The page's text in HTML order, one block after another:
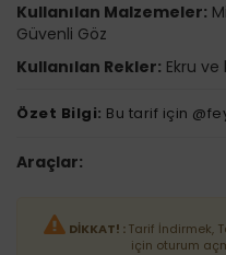
Kullanılan Malzemeler:
Güvenli Göz
Kullanılan Rekler: Ekru ve
Özet Bilgi: Bu tarif için
Araçlar:
DİKKAT! :Tarif İndirmek,
için oturum